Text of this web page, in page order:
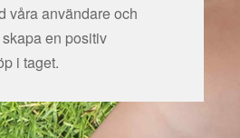
våra användare och
en positiv
i taget.